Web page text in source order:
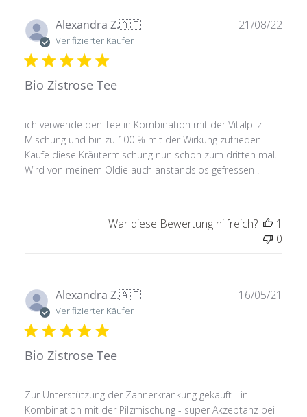
Alexandra Z.🇦🇹
Verifizierter Käufer
Bio Zistrose Tee
ich verwende den Tee in Kombination mit der Vitalpilz-
Mischung und bin zu 100 % mit der Wirkung zufrieden.
Kaufe diese Kräutermischung nun schon zum dritten mal.
Wird von meinem Oldie auch anstandslos gefressen !
21/08/22
War diese Bewertung hilfreich?
1
0
Alexandra Z.🇦🇹
Verifizierter Käufer
Bio Zistrose Tee
Zur Unterstützung der Zahnerkrankung gekauft - in
Kombination mit der Pilzmischung - super Akzeptanz bei
16/05/21